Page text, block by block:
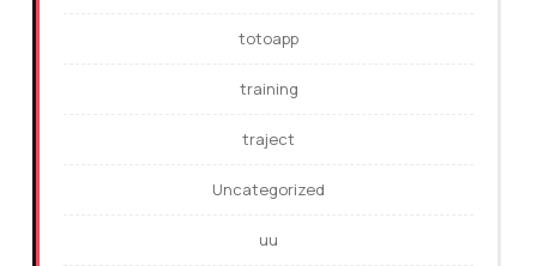
totoapp
training
traject
Uncategorized
uu